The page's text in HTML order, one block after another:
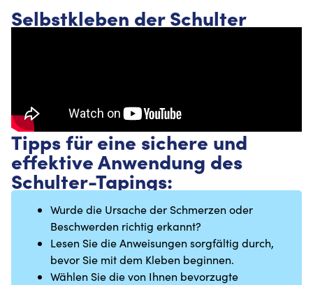
Selbstkleben der Schulter
Tipps für eine sichere und
effektive Anwendung des
Schulter-Tapings:
Wurde die Ursache der Schmerzen oder
Beschwerden richtig erkannt?
Lesen Sie die Anweisungen sorgfältig durch,
bevor Sie mit dem Kleben beginnen.
Wählen Sie die von Ihnen bevorzugte